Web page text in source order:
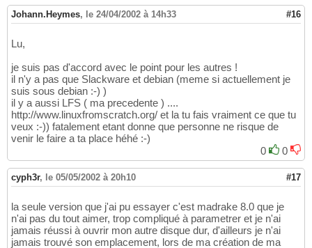
Johann.Heymes, le 24/04/2002 à 14h33 #16
Lu,
je suis pas d'accord avec le point pour les autres !
il n'y a pas que Slackware et debian (meme si actuellement je
suis sous debian :-) )
il y a aussi LFS ( ma precedente ) ....
http://www.linuxfromscratch.org/ et la tu fais vraiment ce que tu
veux :-)) fatalement etant donne que personne ne risque de
venir le faire a ta place héhé :-)
0
0
cyph3r, le 05/05/2002 à 20h10 #17
la seule version que j'ai pu essayer c'est madrake 8.0 que je
n'ai pas du tout aimer, trop compliqué à parametrer et je n'ai
jamais réussi à ouvrir mon autre disque dur, d'ailleurs je n'ai
jamais trouvé son emplacement, lors de ma création de ma